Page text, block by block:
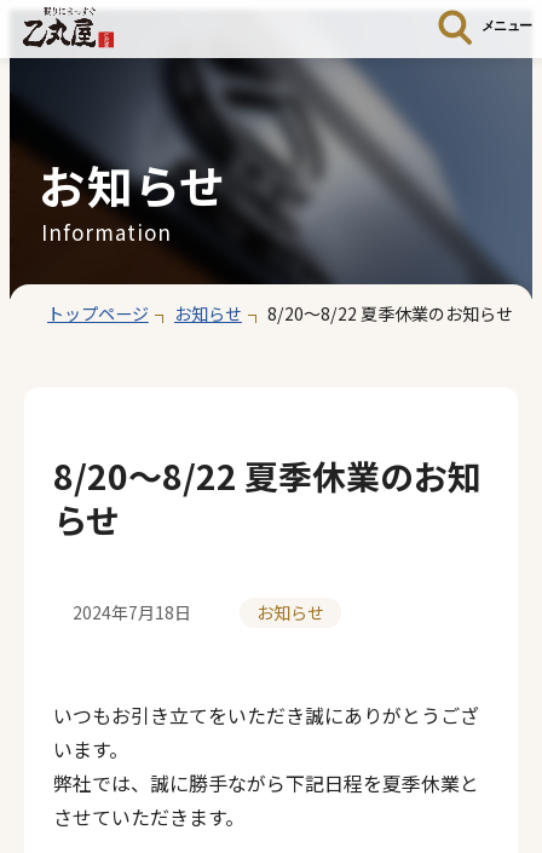
メニュー
お知らせ
Information
トップページ お知らせ 8/20～8/22 夏季休業のお知らせ
8/20～8/22 夏季休業のお知
らせ
日
2024年7月18日
ゴ
リ
お知らせ
いつもお引き立てをいただき誠にありがとうござ
います。
弊社では、誠に勝手ながら下記日程を夏季休業と
させていただきます。